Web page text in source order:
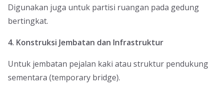
Digunakan juga untuk partisi ruangan pada gedung
bertingkat.
4. Konstruksi Jembatan dan Infrastruktur
Untuk jembatan pejalan kaki atau struktur pendukung
sementara (temporary bridge).